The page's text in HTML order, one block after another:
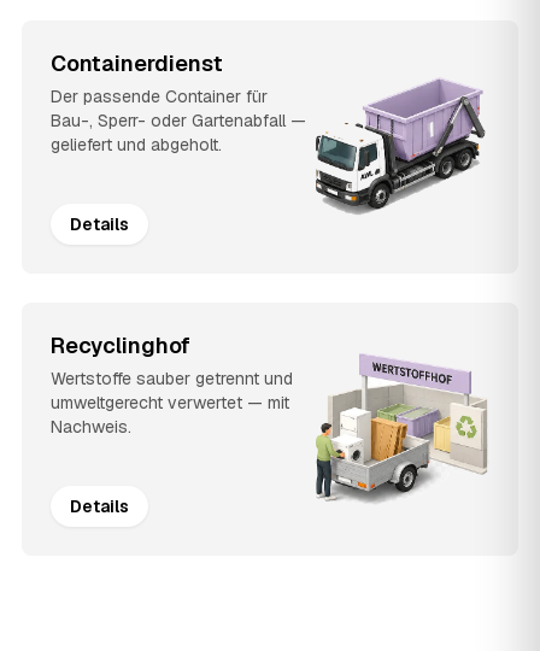
Containerdienst
Der passende Container für
Bau-, Sperr- oder Gartenabfall —
geliefert und abgeholt.
Details
Recyclinghof
Wertstoffe sauber getrennt und
umweltgerecht verwertet — mit
Nachweis.
Details